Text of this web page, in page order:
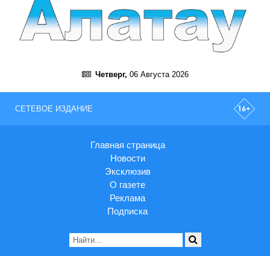
Четверг, 06 Августа 2026
СЕТЕВОЕ ИЗДАНИЕ
Главная страница
Новости
Эксклюзив
О газете
Реклама
Подписка